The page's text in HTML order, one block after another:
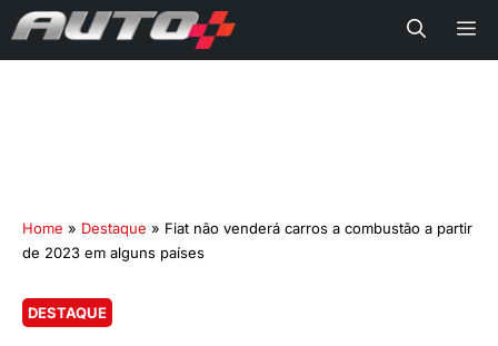
Home » Destaque » Fiat não venderá carros a combustão a partir
de 2023 em alguns países
DESTAQUE